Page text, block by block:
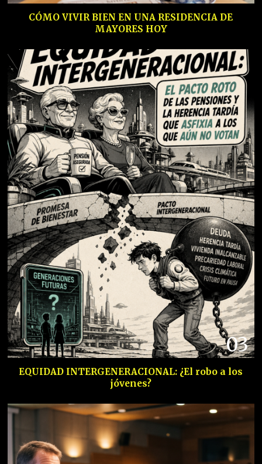
CÓMO VIVIR BIEN EN UNA RESIDENCIA DE
MAYORES HOY
03
EQUIDAD INTERGENERACIONAL: ¿El robo a los
jóvenes?